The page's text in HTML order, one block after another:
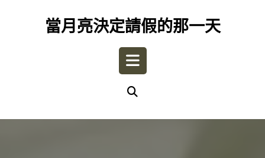
當月亮決定請假的那一天
Open